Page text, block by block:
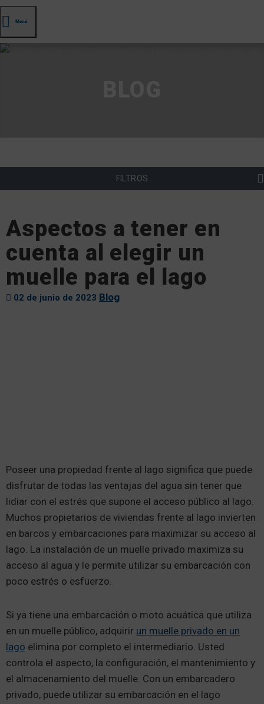
Menú
FILTROS
Aspectos a tener en
cuenta al elegir un
muelle para el lago
02 de junio de 2023 Blog
Poseer una propiedad frente al lago significa que puede
disfrutar de todas las ventajas del agua sin tener que
lidiar con el estrés que supone el acceso público al lago.
Muchos propietarios de viviendas frente al lago invierten
en barcos y embarcaciones para maximizar su acceso al
lago. La instalación de un muelle privado maximiza su
acceso al agua y le permite utilizar su embarcación con
poco estrés o esfuerzo.
Si ya tiene una embarcación o moto acuática que utiliza
en un muelle público, adquirir un muelle privado en un
lago elimina por completo el intermediario. Usted
controla el aspecto, la configuración, el mantenimiento y
el almacenamiento del muelle. Con un embarcadero
privado, puede utilizar su embarcación en el lago